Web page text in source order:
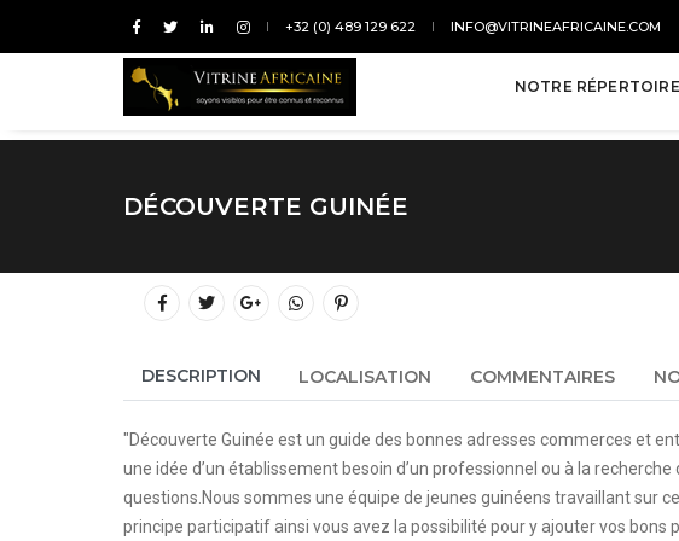
+32 (0) 489 129 622 INFO@VITRINEAFRICAINE.COM
NOTRE RÉPERTOIRE
DÉCOUVERTE GUINÉE
DESCRIPTION LOCALISATION COMMENTAIRES
"Découverte Guinée est un guide des bonnes adresses commerces et
une idée d’un établissement besoin d’un professionnel ou à la
questions.Nous sommes une équipe de jeunes guinéens travaillant sur
principe participatif ainsi vous avez la possibilité pour y ajouter vos